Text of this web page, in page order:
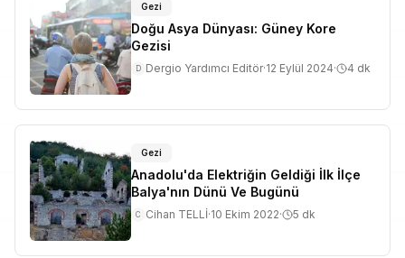
Gezi
Doğu Asya Dünyası: Güney Kore
Gezisi
D Dergio Yardımcı Editör·12 Eylül 2024· 4 dk
Gezi
Anadolu'da Elektriğin Geldiği İlk İlçe
Balya'nın Dünü Ve Bugünü
C Cihan TELLİ·10 Ekim 2022· 5 dk